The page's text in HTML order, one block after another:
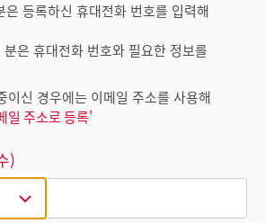
등록하신 휴대전화 번호를 입력해
은 휴대전화 번호와 필요한 정보를
이신 경우에는 이메일 주소를 사용해
일 주소로 등록'
)